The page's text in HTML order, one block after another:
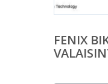
FENIX